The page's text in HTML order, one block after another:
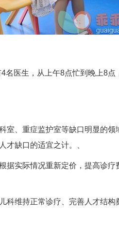
医生，从上午8点忙到晚上8
、重症监护室等缺口明显的
才缺口的适宜之计。、
实际情况重新定价，提高诊
维持正常诊疗、完善人才结构